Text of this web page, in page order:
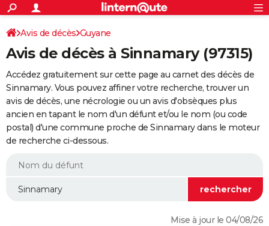
ACTUALITÉS
Politique
Société
Faits Divers
Education
Monde
Villes
+
SPORT
Coupe du monde 2026
Football
Tennis
Cyclisme
Rugby
Forum
Programme TV
TNT
Streaming
Cinéma
Sorties cinéma
Musique
+
FINANCE
Retraite
Impôts
Epargne
Immobilier
Risques naturels par ville
Banque
Assurance
Crédit
AUTO
Essais
Réserver un essai
Citadines
Berlines
SUV
Forum auto
+
HIGH-TECH
BRICOLAGE
WEEK-END
Avis de décès Guyane
Avis de décès à Sinnamary (97315)
Accédez gratuitement sur cette page au carnet des décès de
Sinnamary. Vous pouvez affiner votre recherche, trouver un
avis de décès, une nécrologie ou un avis d'obsèques plus
ancien en tapant le nom d'un défunt et/ou le nom (ou code
postal) d'une commune proche de Sinnamary dans le moteur
de recherche ci-dessous.
Mise à jour le 04/08/26